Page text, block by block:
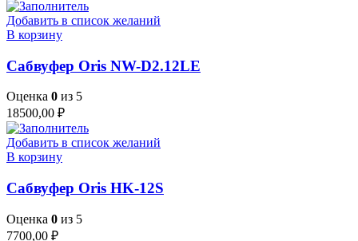
Добавить в список желаний
В корзину
Сабвуфер Oris NW-D2.12LE
Оценка 0 из 5
18500,00 ₽
Добавить в список желаний
В корзину
Сабвуфер Oris HK-12S
Оценка 0 из 5
7700,00 ₽